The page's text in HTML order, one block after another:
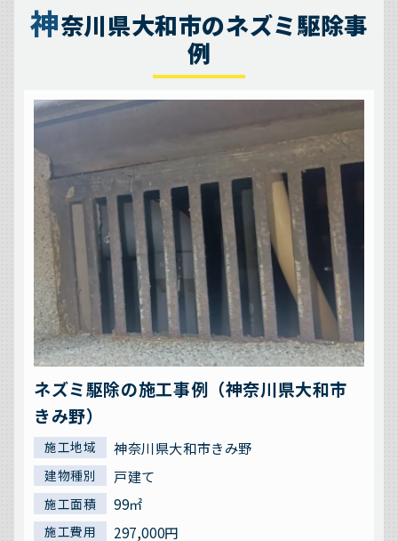
神奈川県大和市のネズミ駆除事
例
ネズミ駆除の施工事例（神奈川県大和市
きみ野）
施工地域 神奈川県大和市きみ野
建物種別 戸建て
施工面積 99㎡
施工費用 297,000円